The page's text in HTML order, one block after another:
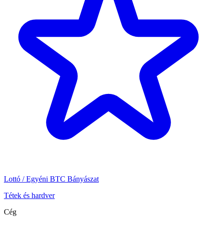
Lottó / Egyéni BTC Bányászat
Tétek és hardver
Cég